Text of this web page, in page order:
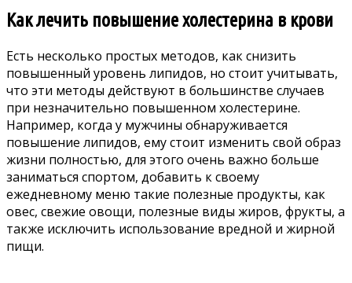
Как лечить повышение холестерина в крови
Есть несколько простых методов, как снизить
повышенный уровень липидов, но стоит учитывать,
что эти методы действуют в большинстве случаев
при незначительно повышенном холестерине.
Например, когда у мужчины обнаруживается
повышение липидов, ему стоит изменить свой образ
жизни полностью, для этого очень важно больше
заниматься спортом, добавить к своему
ежедневному меню такие полезные продукты, как
овес, свежие овощи, полезные виды жиров, фрукты, а
также исключить использование вредной и жирной
пищи.